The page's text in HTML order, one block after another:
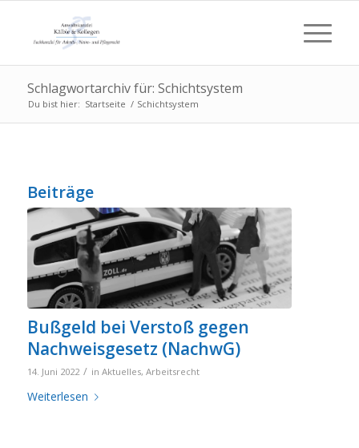
Schlagwortarchiv für: Schichtsystem
Du bist hier: Startseite / Schichtsystem
Beiträge
Bußgeld bei Verstoß gegen
Nachweisgesetz (NachwG)
14. Juni 2022 / in Aktuelles, Arbeitsrecht
Weiterlesen